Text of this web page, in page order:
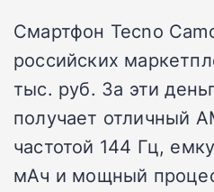
Смартфон Tecno
российских
тыс. руб. За эти
получает отличный
частотой 144 Гц,
мАч и мощный